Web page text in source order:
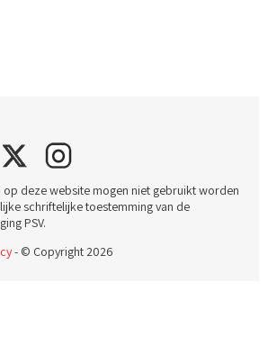
deze website mogen niet gebruikt worden
schriftelijke toestemming van de
PSV.
- © Copyright 2026